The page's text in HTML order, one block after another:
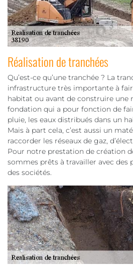
Réalisation de tranchées
Qu’est-ce qu’une tranchée ? La
infrastructure très importante à
habitat ou avant de construire une
fondation qui a pour fonction de
pluie, les eaux distribués dans un
Mais à part cela, c’est aussi un
raccorder les réseaux de gaz,
Pour notre prestation de création
sommes prêts à travailler avec des
des sociétés.